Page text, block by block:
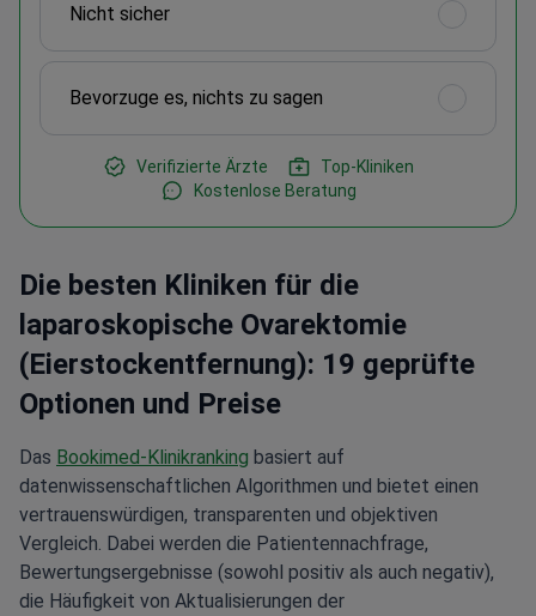
Nicht sicher
Bevorzuge es, nichts zu sagen
Verifizierte Ärzte
Top-Kliniken
Kostenlose Beratung
Die besten Kliniken für die
laparoskopische Ovarektomie
(Eierstockentfernung): 19 geprüfte
Optionen und Preise
Das Bookimed-Klinikranking basiert auf
datenwissenschaftlichen Algorithmen und bietet einen
vertrauenswürdigen, transparenten und objektiven
Vergleich. Dabei werden die Patientennachfrage,
Bewertungsergebnisse (sowohl positiv als auch negativ),
die Häufigkeit von Aktualisierungen der